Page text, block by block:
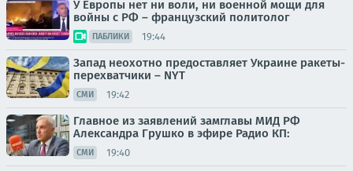
У Европы нет ни воли, ни военной мощи для
войны с РФ – французский политолог
ПАБЛИКИ 19:44
Запад неохотно предоставляет Украине ракеты-
перехватчики – NYT
СМИ 19:42
Главное из заявлений замглавы МИД РФ
Александра Грушко в эфире Радио КП:
СМИ 19:40